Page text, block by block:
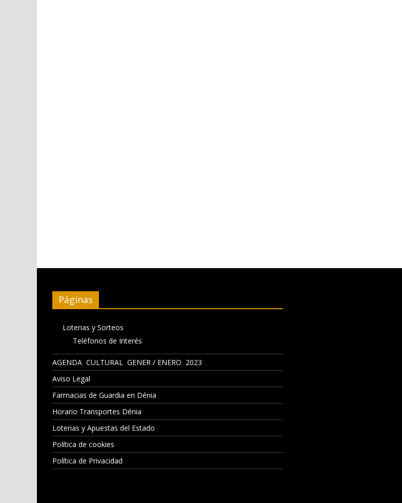
Páginas
Loterias y Sorteos
Teléfonos de Interés
AGENDA CULTURAL GENER / ENERO 2023
Aviso Legal
Farmacias de Guardia en Dénia
Horario Transportes Dénia
Loterias y Apuestas del Estado
Política de cookies
Política de Privacidad